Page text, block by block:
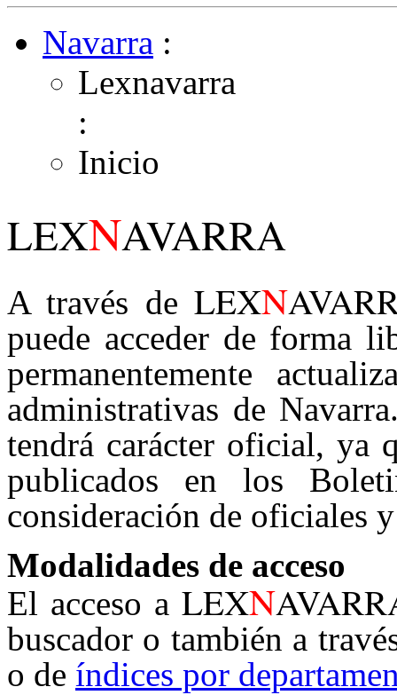
Navarra :
Lexnavarra
:
Inicio
LEXNAVARRA
A través de LEXN
puede acceder de forma
permanentemente
administrativas de
tendrá carácter oficial, ya
publicados en los
consideración de oficiales
Modalidades de acceso
El acceso aLEXN
buscador o también a
o de índices por